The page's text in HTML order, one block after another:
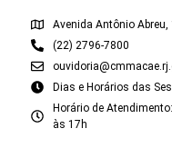
Avenida Antônio Abreu,
(22) 2796-7800
Dias e Horários das
Horário de
às 17h